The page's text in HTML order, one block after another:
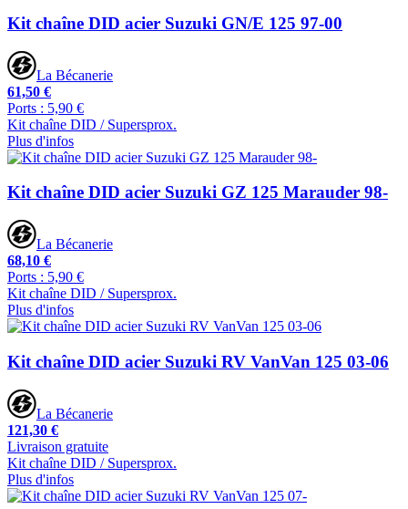
Kit chaîne DID acier Suzuki GN/E 125 97-00
La Bécanerie
61,50 €
Ports : 5,90 €
Kit chaîne DID / Supersprox.
Plus d'infos
Kit chaîne DID acier Suzuki GZ 125 Marauder 98-
La Bécanerie
68,10 €
Ports : 5,90 €
Kit chaîne DID / Supersprox.
Plus d'infos
Kit chaîne DID acier Suzuki RV VanVan 125 03-06
La Bécanerie
121,30 €
Livraison gratuite
Kit chaîne DID / Supersprox.
Plus d'infos